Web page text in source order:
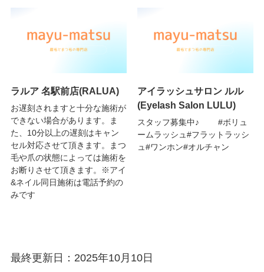
ラルア 名駅前店(RALUA)
お遅刻されますと十分な施術が
できない場合があります。ま
た、10分以上の遅刻はキャン
セル対応させて頂きます。まつ
毛や爪の状態によっては施術を
お断りさせて頂きます。※アイ
&ネイル同日施術は電話予約の
みです
アイラッシュサロン ルル
(Eyelash Salon LULU)
スタッフ募集中♪ #ボリュ
ームラッシュ#フラットラッシ
ュ#ワンホン#オルチャン
最終更新日：2025年10月10日